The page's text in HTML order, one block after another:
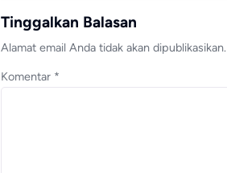
Tinggalkan Balasan
Alamat email Anda tidak akan dipublikasikan.
Komentar *